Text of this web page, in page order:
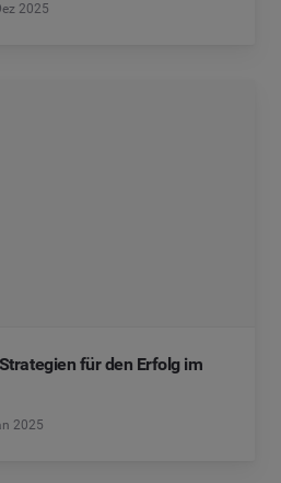
2025
für den Erfolg im
2025